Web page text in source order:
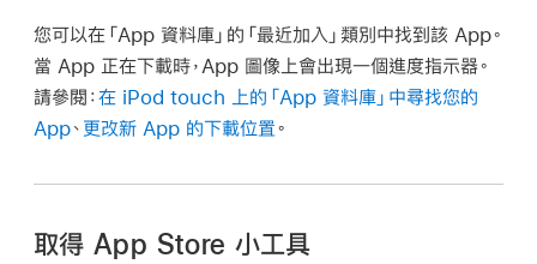
您可以在「App 資料庫」的「最近加入」類別中找到該 App。
當 App 正在下載時，App 圖像上會出現一個進度指示器。
請參閱：在 iPod touch 上的「App 資料庫」中尋找您的
App、 更改新 App 的下載位置。
取得 App Store 小工具